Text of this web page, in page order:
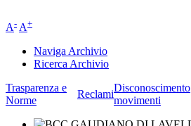
A- A+
Naviga Archivio
Ricerca Archivio
Trasparenza e
Norme
Reclami
Disconoscimento
movimenti